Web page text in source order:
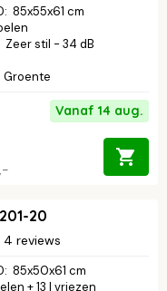
: 85x55x61 cm
Zeer stil - 34 dB
Groente
Vanaf 14 aug.
20
4 reviews
: 85x50x61 cm
+ 13 l vriezen